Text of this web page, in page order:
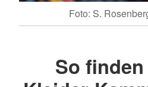
Foto: S.
So